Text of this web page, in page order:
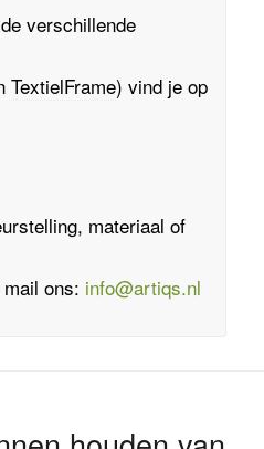
verschillende
TextielFrame) vind je op
materiaal of
ons: info@artiqs.nl